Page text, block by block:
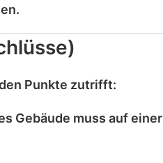
.
Punkte zutrifft:
Gebäude muss auf einer